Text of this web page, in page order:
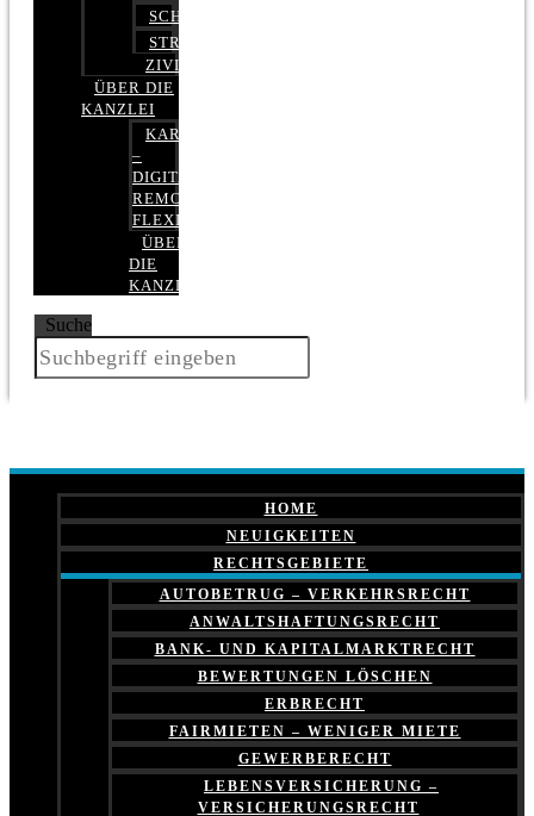
SCHUFARECHT
STRAFRECHT
ZIVILRECHT
ÜBER DIE
KANZLEI
KARRIERE
–
DIGITAL,
REMOTE,
FLEXIBEL
ÜBER
DIE
KANZLEI
Suche
HOME
NEUIGKEITEN
RECHTSGEBIETE
AUTOBETRUG – VERKEHRSRECHT
ANWALTSHAFTUNGSRECHT
BANK- UND KAPITALMARKTRECHT
BEWERTUNGEN LÖSCHEN
ERBRECHT
FAIRMIETEN – WENIGER MIETE
GEWERBERECHT
LEBENSVERSICHERUNG –
VERSICHERUNGSRECHT